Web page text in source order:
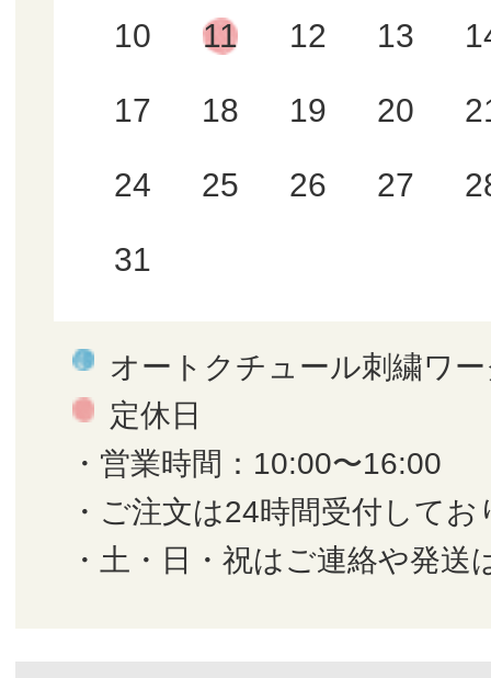
10 11 12 13
17 18 19 20
24 25 26 27
31
オートクチュール刺繍ワ
定休日
・営業時間：10:00〜16:00
・ご注文は24時間受付してお
・土・日・祝はご連絡や発送